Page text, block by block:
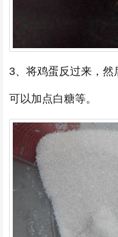
3、将鸡蛋反过来，
可以加点白糖等。